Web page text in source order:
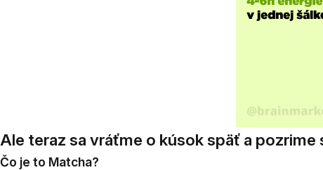
Ale teraz sa vráťme o kúsok späť a pozrime
Čo je to Matcha?